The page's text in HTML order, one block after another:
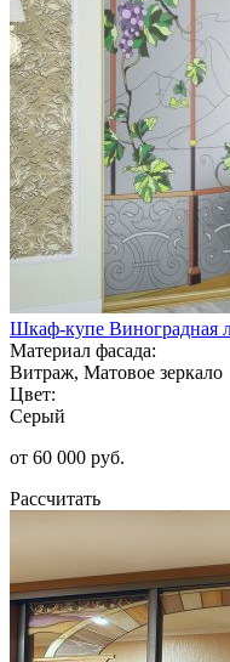
Шкаф-купе Виноградная
Материал фасада:
Витраж, Матовое зеркало
Цвет:
Серый
от 60 000 руб.
Рассчитать